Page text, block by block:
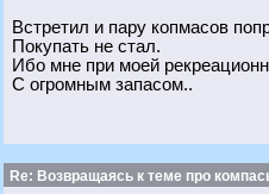
Встретил и пару копмасов
Покупать не стал.
Ибо мне при моей
С огромным запасом..
Re: Возвращаясь к теме про